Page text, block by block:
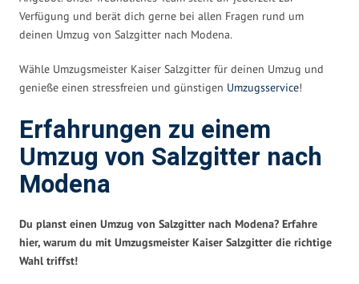
Verfügung und berät dich gerne bei allen Fragen rund um
deinen Umzug von Salzgitter nach Modena.
Wähle Umzugsmeister Kaiser Salzgitter für deinen Umzug und
genieße einen stressfreien und günstigen Umzugsservice!
Erfahrungen zu einem
Umzug von Salzgitter nach
Modena
Du planst einen Umzug von Salzgitter nach Modena? Erfahre
hier, warum du mit Umzugsmeister Kaiser Salzgitter die richtige
Wahl triffst!